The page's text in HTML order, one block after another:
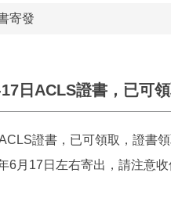
寄發
日ACLS證書，已可
證書，已可領取，證書
6月17日左右寄出，請注意收